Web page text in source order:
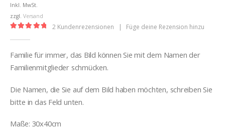
Inkl. MwSt.
zzgl. Versand
2 Kundenrezensionen | Füge deine Rezension hinzu
Familie für immer, das Bild können Sie mit dem Namen der
Familienmitglieder schmücken.
Die Namen, die Sie auf dem Bild haben möchten, schreiben Sie
bitte in das Feld unten.
Maße: 30x40cm